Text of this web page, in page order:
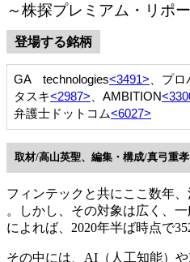
～株探プレミアム・リポ
登場する銘柄
GA technologies<3491> 、プ
タスキ<2987> 、AMBITION
弁護士ドットコム<6027>
取材/高山英聖、編集・構成/真弓重孝
フィンテックと共にここ数年
。しかし、その対象は広く、
によれば、2020年半ば時点で
その中には、AI（人工知能）